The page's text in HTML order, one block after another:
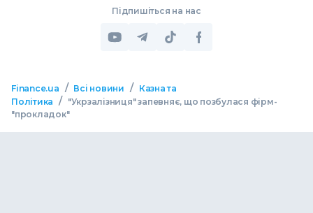
Підпишіться на нас
Finance.ua / Всі новини /
Казна та
Політика
/
"Укрзалізниця" запевняє, що позбулася фірм-
"прокладок"